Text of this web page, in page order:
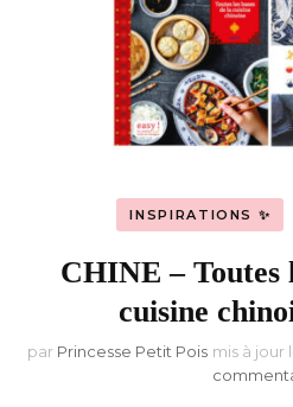
INSPIRATIONS ✨
CHINE – Toutes
cuisine
par Princesse Petit Pois mis à jour